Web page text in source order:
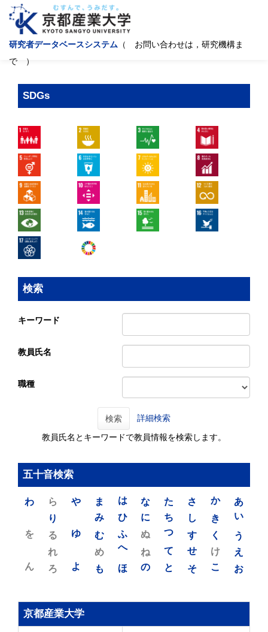
研究者データベースシステム （ お問い合わせは，研究機構ま
で ）
SDGs
検索
キーワード
教員氏名
職種
検索 詳細検索
教員氏名とキーワードで教員情報を検索します。
五十音検索
あ
い
う
え
お
か
き
く
け
こ
さ
し
す
せ
そ
た
ち
つ
て
と
な
に
ぬ
ね
の
は
ひ
ふ
へ
ほ
ま
み
む
め
も
や
ゆ
よ
ら
り
る
れ
ろ
わ
を
ん
京都産業大学